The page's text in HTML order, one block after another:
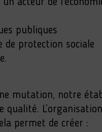
acteur de
publiques
de protection sociale
mutation, notre
qualité.
permet de créer :